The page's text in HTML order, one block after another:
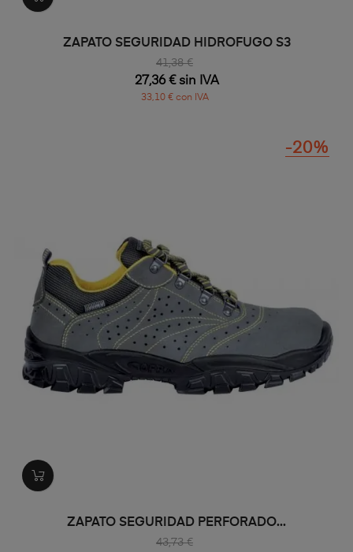
ZAPATO SEGURIDAD HIDROFUGO S3
41,38 €
27,36 € sin IVA
33,10 € con IVA
ZAPATO SEGURIDAD PERFORADO...
43,73 €
-20%